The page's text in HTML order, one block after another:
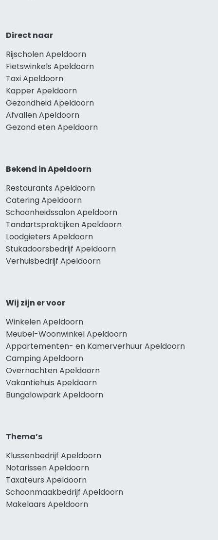
Direct naar
Rijscholen Apeldoorn
Fietswinkels Apeldoorn
Taxi Apeldoorn
Kapper Apeldoorn
Gezondheid Apeldoorn
Afvallen Apeldoorn
Gezond eten Apeldoorn
Bekend in Apeldoorn
Restaurants Apeldoorn
Catering Apeldoorn
Schoonheidssalon Apeldoorn
Tandartspraktijken Apeldoorn
Loodgieters Apeldoorn
Stukadoorsbedrijf Apeldoorn
Verhuisbedrijf Apeldoorn
Wij zijn er voor
Winkelen Apeldoorn
Meubel-Woonwinkel Apeldoorn
Appartementen- en Kamerverhuur Apeldoorn
Camping Apeldoorn
Overnachten Apeldoorn
Vakantiehuis Apeldoorn
Bungalowpark Apeldoorn
Thema’s
Klussenbedrijf Apeldoorn
Notarissen Apeldoorn
Taxateurs Apeldoorn
Schoonmaakbedrijf Apeldoorn
Makelaars Apeldoorn